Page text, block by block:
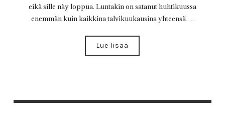
eikä sille näy loppua. Luntakin on satanut huhtikuussa
enemmän kuin kaikkina talvikuukausina yhteensä….
Lue lisää